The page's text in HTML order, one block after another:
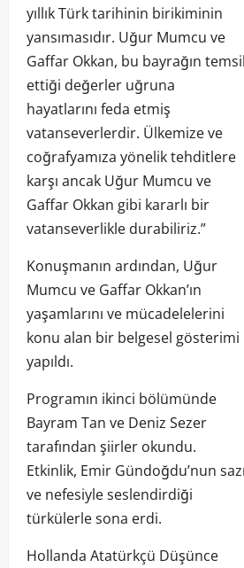
yıllık Türk tarihinin birikiminin
yansımasıdır. Uğur Mumcu ve
Gaffar Okkan, bu bayrağın temsil
ettiği değerler uğruna
hayatlarını feda etmiş
vatanseverlerdir. Ülkemize ve
coğrafyamıza yönelik tehditlere
karşı ancak Uğur Mumcu ve
Gaffar Okkan gibi kararlı bir
vatanseverlikle durabiliriz.”
Konuşmanın ardından, Uğur
Mumcu ve Gaffar Okkan’ın
yaşamlarını ve mücadelelerini
konu alan bir belgesel gösterimi
yapıldı.
Programın ikinci bölümünde
Bayram Tan ve Deniz Sezer
tarafından şiirler okundu.
Etkinlik, Emir Gündoğdu’nun sazı
ve nefesiyle seslendirdiği
türkülerle sona erdi.
Hollanda Atatürkçü Düşünce